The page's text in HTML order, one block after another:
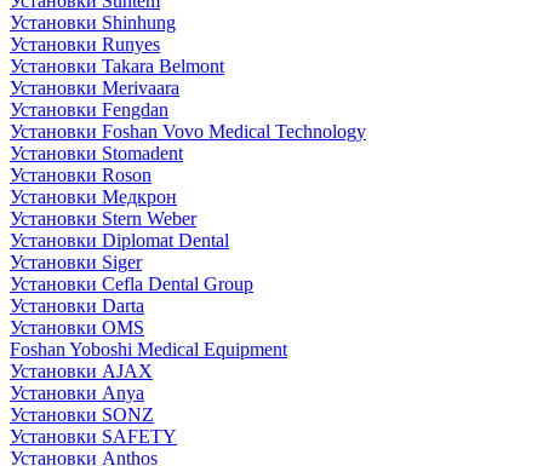
Установки Shinhung
Установки Runyes
Установки Takara Belmont
Установки Merivaara
Установки Fengdan
Установки Foshan Vovo Medical Technology
Установки Stomadent
Установки Roson
Установки Медкрон
Установки Stern Weber
Установки Diplomat Dental
Установки Siger
Установки Cefla Dental Group
Установки Darta
Установки OMS
Foshan Yoboshi Medical Equipment
Установки AJAX
Установки Anya
Установки SONZ
Установки SAFETY
Установки Anthos